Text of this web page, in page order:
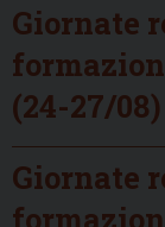
Giornate
(24-27/08)
Giornate